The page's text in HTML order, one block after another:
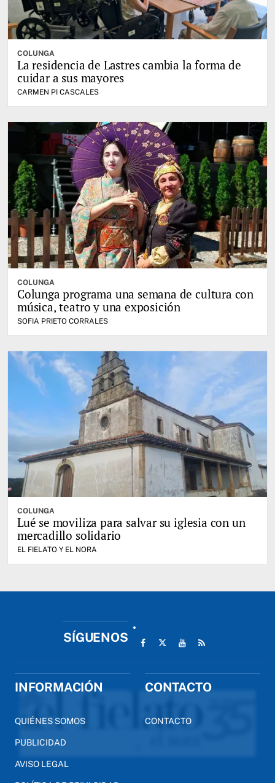
COLUNGA
La residencia de Lastres cambia la forma de
cuidar a sus mayores
CARMEN PI CASCALES
COLUNGA
Colunga programa una semana de cultura con
música, teatro y una exposición
SOFIA PRIETO CORRALES
COLUNGA
Lué se moviliza para salvar su iglesia con un
mercadillo solidario
EL FIELATO Y EL NORA
SÍGUENOS
INFORMACIÓN
QUIÉNES SOMOS
PUBLICIDAD
AVISO LEGAL
CONTACTO
CONTACTO